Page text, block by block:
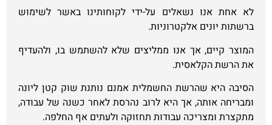
לא אחת אנו נשאלים על-ידי לקוחותינו באשר לשימוש
ברשתות יונים אלקטרוניות.
המוצר קיים, אך אנו ממליצים שלא להשתמש בו, ולהעדיף
את הרשת הקלאסית.
הסיבה היא שהרשת החשמלית אמנם נותנת שוק קטן ליונה
ומבריחה אותה, אך היא לרוב נהרסת לאחר כשנה של עבודה,
מתקצרת ומצריכה עבודות תחזוקה ולעתים אף החלפה.